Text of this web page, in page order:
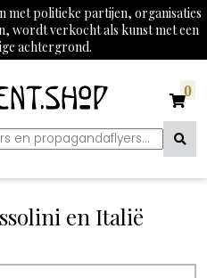
met politieke partijen, organisaties
wordt verkocht als kunst met een
achtergrond.
0
en Italië